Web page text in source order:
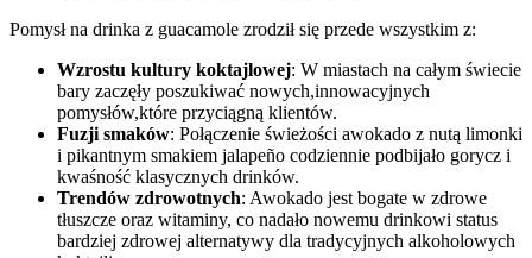
Pomysł na‌ drinka z guacamole‌ zrodził się przede ⁤wszystkim z:
Wzrostu⁣ kultury koktajlowej: W miastach‌ na całym⁣ świecie
bary⁣ zaczęły poszukiwać ​nowych,innowacyjnych
pomysłów,które⁢ przyciągną ‍klientów.
Fuzji​ smaków: ⁤Połączenie świeżości awokado z‍ nutą ‌limonki
i pikantnym⁣ smakiem jalapeño codziennie ‌podbijało gorycz‍ i
kwaśność klasycznych​ drinków.
Trendów ‍zdrowotnych: Awokado jest‌ bogate⁣ w​ zdrowe
tłuszcze oraz witaminy, co nadało nowemu drinkowi status‌
bardziej zdrowej alternatywy ​dla tradycyjnych alkoholowych